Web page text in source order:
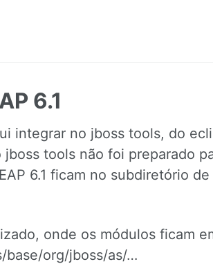
6.1
integrar no jboss tools, do
tools não foi preparado
6.1 ficam no subdiretório
onde os módulos ficam
base/org/jboss/as/…